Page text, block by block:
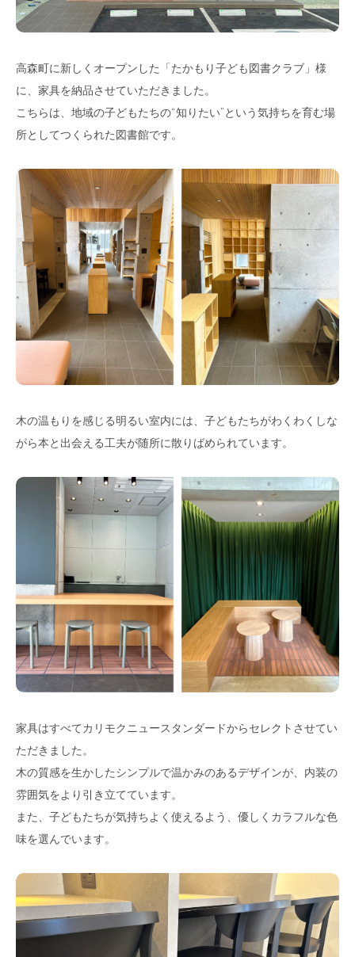
高森町に新しくオープンした「たかもり子ども図書クラブ」様
に、家具を納品させていただきました。
こちらは、地域の子どもたちの“知りたい”という気持ちを育む場
所としてつくられた図書館です。
木の温もりを感じる明るい室内には、子どもたちがわくわくしな
がら本と出会える工夫が随所に散りばめられています。
家具はすべてカリモクニュースタンダードからセレクトさせてい
ただきました。
木の質感を生かしたシンプルで温かみのあるデザインが、内装の
雰囲気をより引き立てています。
また、子どもたちが気持ちよく使えるよう、優しくカラフルな色
味を選んでいます。